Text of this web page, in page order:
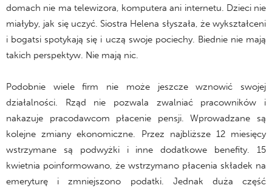
domach nie ma telewizora, komputera ani internetu. Dzieci nie
miałyby, jak się uczyć. Siostra Helena słyszała, że wykształceni
i bogatsi spotykają się i uczą swoje pociechy. Biednie nie mają
takich perspektyw. Nie mają nic.
Podobnie wiele firm nie może jeszcze wznowić swojej
działalności. Rząd nie pozwala zwalniać pracowników i
nakazuje pracodawcom płacenie pensji. Wprowadzane są
kolejne zmiany ekonomiczne. Przez najbliższe 12 miesięcy
wstrzymane są podwyżki i inne dodatkowe benefity. 15
kwietnia poinformowano, że wstrzymano płacenia składek na
emeryturę i zmniejszono podatki. Jednak duża część